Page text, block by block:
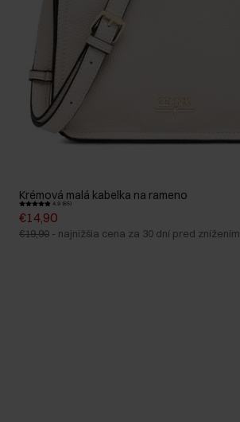
Krémová malá kabelka na rameno
4.9 (65)
€14,90
€19,90 - najnižšia cena za 30 dní pred znížením